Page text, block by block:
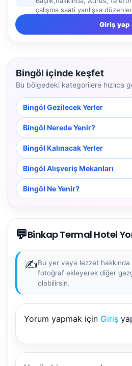
çalışma saati yanlışsa
Giriş yap
Bingöl içinde keşfet
Bu bölgedeki kategorilere hızlıca
Bingöl Gezilecek Yerler
Bingöl Nerede Yenir?
Bingöl Kalınacak Yerler
Bingöl Alışveriş Mekanları
Bingöl Ne Yenir?
💬Binkap Termal Hotel
✍️Bu yer veya lezzet
fotoğraf ekleyerek diğer
olabilirsin.
Yorum yapmak için Giriş